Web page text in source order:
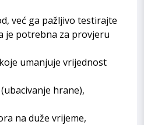
već ga pažljivo testirajte
je potrebna za provjeru
umanjuje vrijednost
hrane),
na duže vrijeme,